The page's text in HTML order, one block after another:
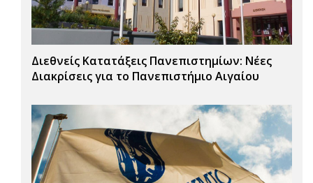
Διεθνείς Κατατάξεις Πανεπιστημίων: Νέες
Διακρίσεις για το Πανεπιστήμιο Αιγαίου